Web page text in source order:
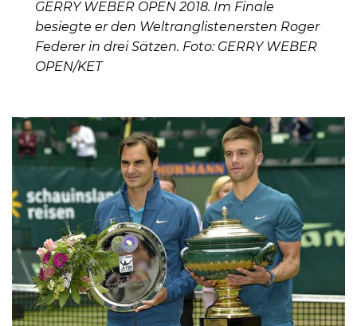
GERRY WEBER OPEN 2018. Im Finale
besiegte er den Weltranglistenersten Roger
Federer in drei Sätzen. Foto: GERRY WEBER
OPEN/KET